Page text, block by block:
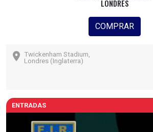
LONDRES
COMPRAR
Twickenham Stadium,
Londres (Inglaterra)
ENTRADAS